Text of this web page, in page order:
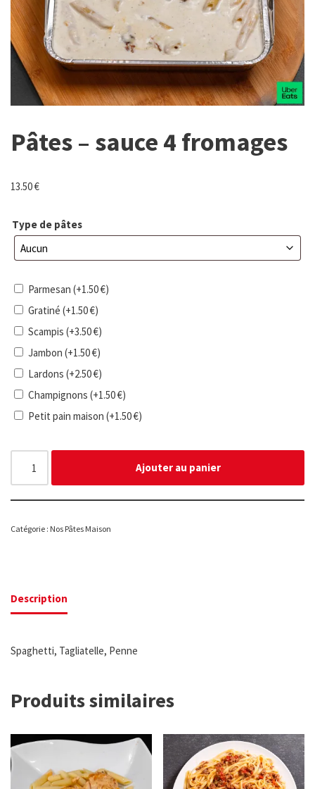
Pâtes – sauce 4 fromages
13.50€
Type de pâtes
Parmesan (+1.50€)
Gratiné (+1.50€)
Scampis (+3.50€)
Jambon (+1.50€)
Lardons (+2.50€)
Champignons (+1.50€)
Petit pain maison (+1.50€)
Ajouter au panier
Catégorie : Nos Pâtes Maison
Description
Spaghetti, Tagliatelle, Penne
Produits similaires